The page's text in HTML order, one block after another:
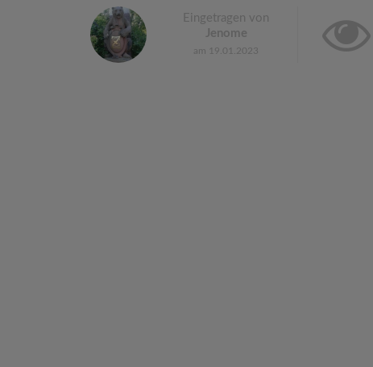
Eingetragen von
Jenome
am 19.01.2023